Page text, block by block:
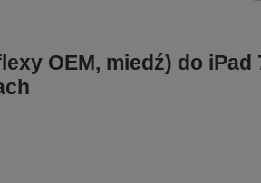
OEM, miedź) do